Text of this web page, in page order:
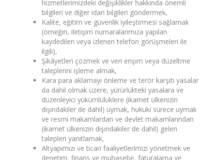
hizmetlerimizdeki değişiklikler hakkında önemli
bilgileri ve diğer idari bilgileri göndermek,
Kalite, eğitim ve güvenlik iyileştirmesi sağlamak
(örneğin, iletişim numaralarımıza yapılan
kaydedilen veya izlenen telefon görüşmeleri ile
ilgili),
Şikâyetleri çözmek ve veri erişim veya düzeltme
taleplerini işleme almak,
Kara para aklamayı önleme ve terör karşıtı yasalar
da dahil olmak üzere, yürürlükteki yasalara ve
düzenleyici yükümlülüklere (ikamet ülkenizin
dışındakiler de dahil) uymak, hukuki sürece uymak
ve resmi makamlardan ve devlet makamlarından
(ikamet ülkenizin dışındakiler de dahil) gelen
talepleri yanıtlamak,
Altyapımızı ve ticari faaliyetlerimizi yönetmek ve
denetim, finans ve muhasebe, faturalama ve